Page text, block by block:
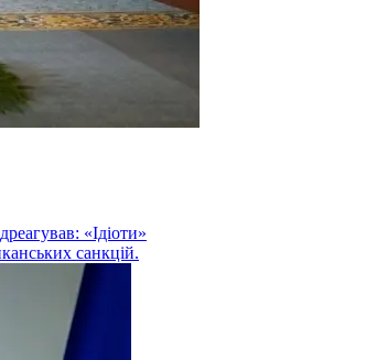
«Ідіоти»
санкцій.